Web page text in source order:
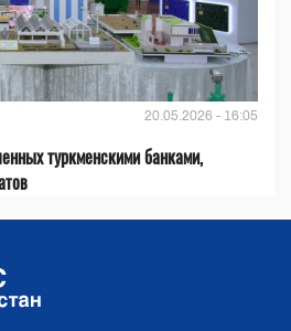
20.05.2026 - 16:05
туркменскими банками,